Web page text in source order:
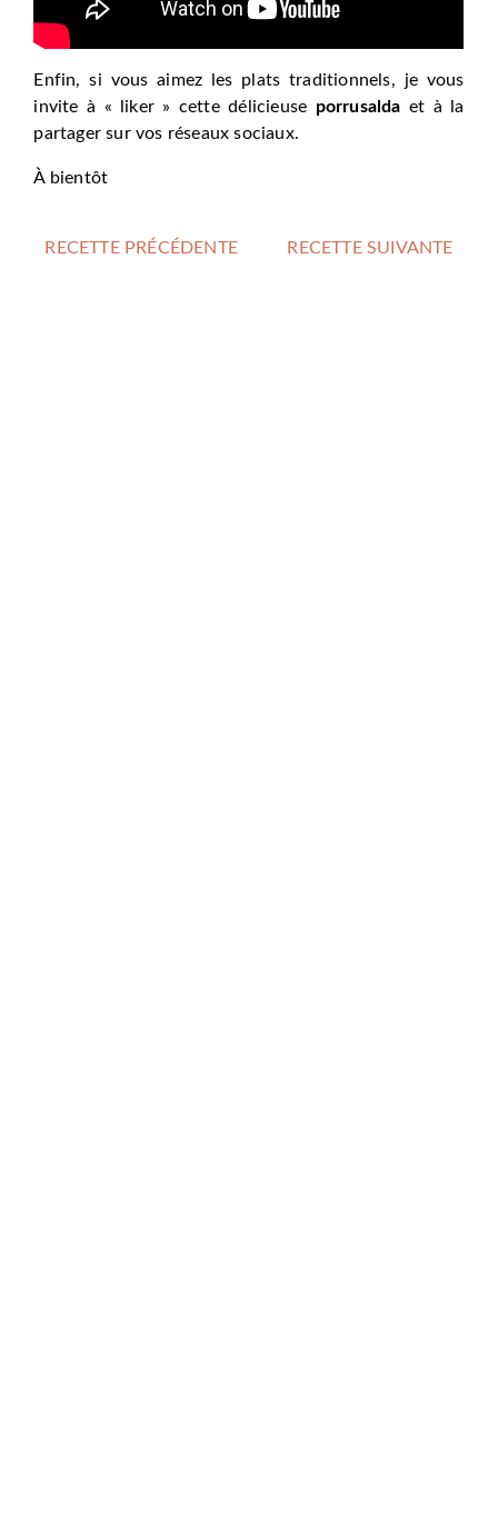
Enfin, si vous aimez les plats traditionnels, je vous
invite à « liker » cette délicieuse porrusalda et à la
partager sur vos réseaux sociaux.
À bientôt
RECETTE PRÉCÉDENTE RECETTE SUIVANTE